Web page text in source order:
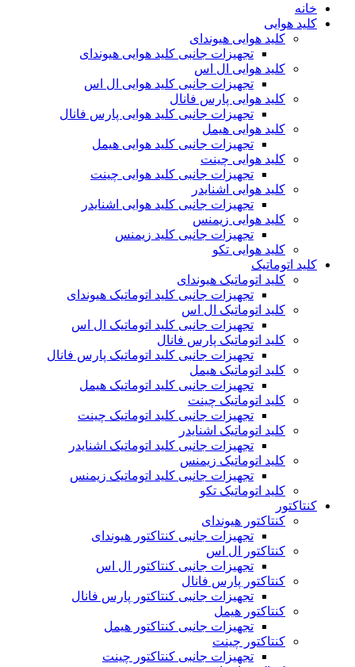
خانه
کلید هوایی
کلید هوایی هیوندای
تجهیزات جانبی کلید هوایی هیوندای
کلید هوایی ال اس
تجهیزات جانبی کلید هوایی ال اس
کلید هوایی پارس فانال
تجهیزات جانبی کلید هوایی پارس فانال
کلید هوایی هیمل
تجهیزات جانبی کلید هوایی هیمل
کلید هوایی چینت
تجهیزات جانبی کلید هوایی چینت
کلید هوایی اشنایدر
تجهیزات جانبی کلید هوایی اشنایدر
کلید هوایی زیمنس
تجهیزات جانبی کلید زیمنس
کلید هوایی تکو
کلید اتوماتیک
کلید اتوماتیک هیوندای
تجهیزات جانبی کلید اتوماتیک هیوندای
کلید اتوماتیک ال اس
تجهیزات جانبی کلید اتوماتیک ال اس
کلید اتوماتیک پارس فانال
تجهیزات جانبی کلید اتوماتیک پارس فانال
کلید اتوماتیک هیمل
تجهیزات جانبی کلید اتوماتیک هیمل
کلید اتوماتیک چینت
تجهیزات جانبی کلید اتوماتیک چینت
کلید اتوماتیک اشنایدر
تجهیزات جانبی کلید اتوماتیک اشنایدر
کلید اتوماتیک زیمنس
تجهیزات جانبی کلید اتوماتیک زیمنس
کلید اتوماتیک تکو
کنتاکتور
کنتاکتور هیوندای
تجهیزات جانبی کنتاکتور هیوندای
کنتاکتور ال اس
تجهیزات جانبی کنتاکتور ال اس
کنتاکتور پارس فانال
تجهیزات جانبی کنتاکتور پارس فانال
کنتاکتور هیمل
تجهیزات جانبی کنتاکتور هیمل
کنتاکتور چینت
تجهیزات جانبی کنتاکتور چینت